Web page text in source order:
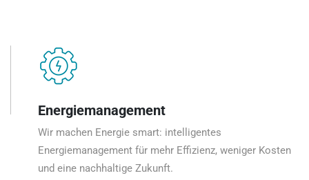
Energiemanagement
Wir machen Energie smart: intelligentes
Energiemanagement für mehr Effizienz, weniger Kosten
und eine nachhaltige Zukunft.